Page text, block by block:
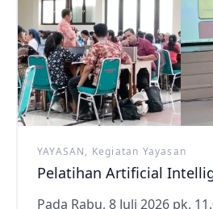
YAYASAN, Kegiatan Yayasan
Pelatihan Artificial
Pada Rabu, 8 Juli 2026 pk.